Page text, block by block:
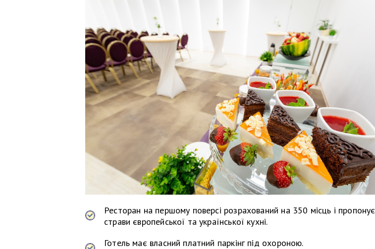
Ресторан на першому поверсі розрахований на 350 місць і пропонує
страви європейської та української кухні.
Готель має власний платний паркінг під охороною.